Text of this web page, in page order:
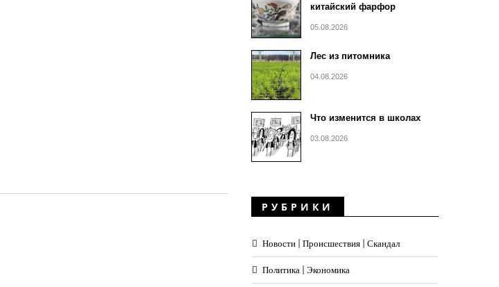
китайский фарфор
05.08.2026
Лес из питомника
04.08.2026
Что изменится в школах
03.08.2026
РУБРИКИ
Новости | Происшествия | Скандал
Политика | Экономика